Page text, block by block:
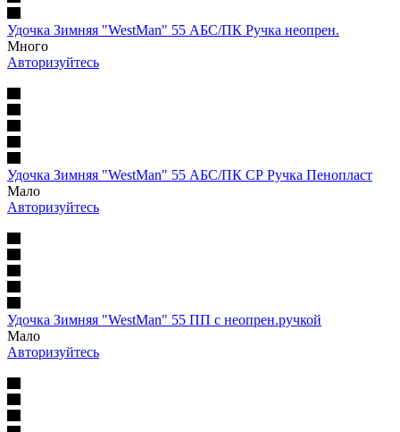
Удочка Зимняя "WestMan" 55 АБС/ПК Ручка неопрен.
Много
Авторизуйтесь
Удочка Зимняя "WestMan" 55 АБС/ПК СР Ручка Пенопласт
Мало
Авторизуйтесь
Удочка Зимняя "WestMan" 55 ПП с неопрен.ручкой
Мало
Авторизуйтесь